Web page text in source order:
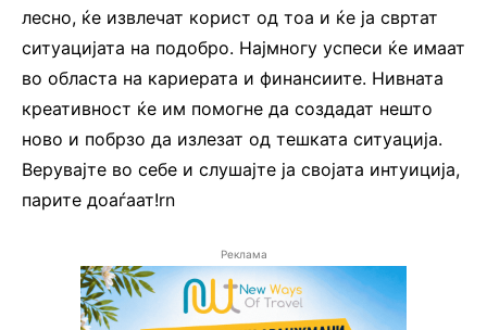
лесно, ќе извлечат корист од тоа и ќе ја свртат
ситуацијата на подобро. Најмногу успеси ќе имаат
во областа на кариерата и финансиите. Нивната
креативност ќе им помогне да создадат нешто
ново и побрзо да излезат од тешката ситуација.
Верувајте во себе и слушајте ја својата интуиција,
парите доаѓаат!rn
Реклама